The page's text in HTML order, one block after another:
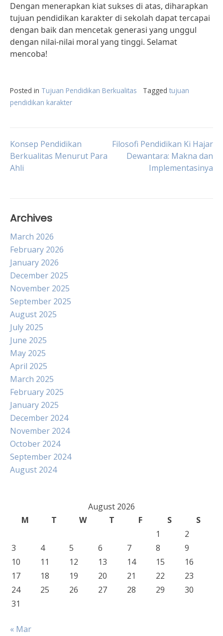
Dengan menerapkan kiat sukses di atas, diharapkan
tujuan pendidikan karakter di sekolah dapat tercapai
dengan baik dan mencetak generasi yang unggul
dengan nilai-nilai moral yang tinggi. Selamat
mencoba!
Posted in Tujuan Pendidikan Berkualitas Tagged tujuan
pendidikan karakter
Post
navigation
Konsep Pendidikan
Berkualitas Menurut Para
Ahli
Filosofi Pendidikan Ki Hajar
Dewantara: Makna dan
Implementasinya
Archives
March 2026
February 2026
January 2026
December 2025
November 2025
September 2025
August 2025
July 2025
June 2025
May 2025
April 2025
March 2025
February 2025
January 2025
December 2024
November 2024
October 2024
September 2024
August 2024
August 2026
M
T W T F S
S
1
2
3
4 5 6 7 8
9
10
11 12 13 14 15
16
17
18 19 20 21 22
23
24
25 26 27 28 29
30
31
« Mar